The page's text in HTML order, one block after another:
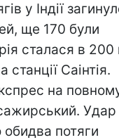
у Індії
ще 170 були
сталася в 200
Саінтія.
на
Удар
обидва потяги